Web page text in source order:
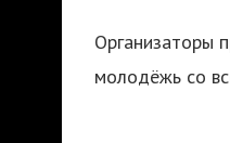
Организаторы
молодёжь со